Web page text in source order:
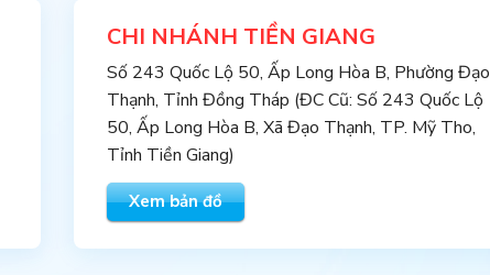
CHI NHÁNH TIỀN GIANG
Số 243 Quốc Lộ 50, Ấp Long Hòa B, Phường Đạo
Thạnh, Tỉnh Đồng Tháp (ĐC Cũ: Số 243 Quốc Lộ
50, Ấp Long Hòa B, Xã Đạo Thạnh, TP. Mỹ Tho,
Tỉnh Tiền Giang)
Xem bản đồ